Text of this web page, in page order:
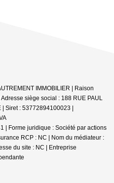
IMMOBILIER | Raison
siège social : 188 RUE PAUL
| Siret : 53772894100023 |
| Forme juridique : Société par actions
RCP : NC | Nom du médiateur :
du site : NC | Entreprise